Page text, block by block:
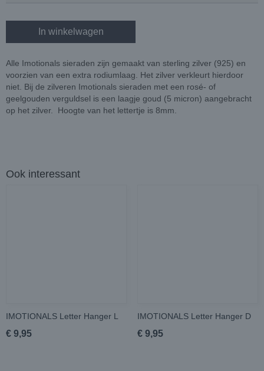
In winkelwagen
Alle Imotionals sieraden zijn gemaakt van sterling zilver (925) en
voorzien van een extra rodiumlaag. Het zilver verkleurt hierdoor
niet. Bij de zilveren Imotionals sieraden met een rosé- of
geelgouden verguldsel is een laagje goud (5 micron) aangebracht
op het zilver. Hoogte van het lettertje is 8mm.
Ook interessant
IMOTIONALS Letter Hanger L
€ 9,95
IMOTIONALS Letter Hanger D
€ 9,95